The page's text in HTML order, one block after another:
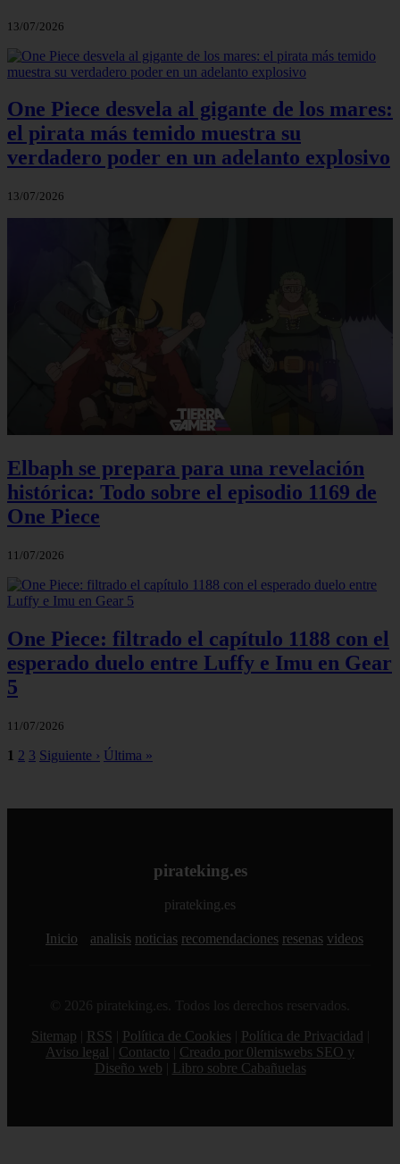
13/07/2026
One Piece desvela al gigante de los mares:
el pirata más temido muestra su
verdadero poder en un adelanto explosivo
13/07/2026
Elbaph se prepara para una revelación
histórica: Todo sobre el episodio 1169 de
One Piece
11/07/2026
One Piece: filtrado el capítulo 1188 con el
esperado duelo entre Luffy e Imu en Gear
5
11/07/2026
1 2 3 Siguiente › Última »
pirateking.es
pirateking.es
Inicio analisis noticias recomendaciones resenas videos
© 2026 pirateking.es. Todos los derechos reservados.
Sitemap
RSS Política de Cookies Política de Privacidad
Aviso legal
Contacto
Creado por 0lemiswebs SEO y
Diseño web
Libro sobre Cabañuelas